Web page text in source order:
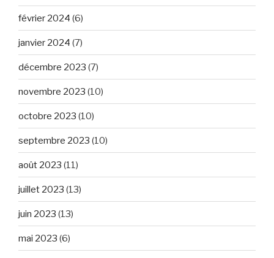
février 2024 (6)
janvier 2024 (7)
décembre 2023 (7)
novembre 2023 (10)
octobre 2023 (10)
septembre 2023 (10)
août 2023 (11)
juillet 2023 (13)
juin 2023 (13)
mai 2023 (6)